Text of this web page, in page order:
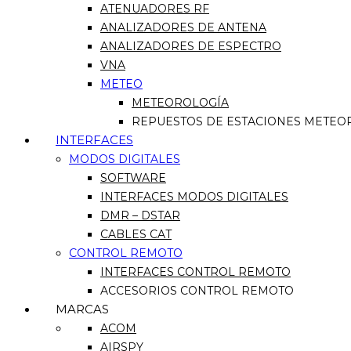
ATENUADORES RF
ANALIZADORES DE ANTENA
ANALIZADORES DE ESPECTRO
VNA
METEO
METEOROLOGÍA
REPUESTOS DE ESTACIONES
INTERFACES
MODOS DIGITALES
SOFTWARE
INTERFACES MODOS DIGITALES
DMR – DSTAR
CABLES CAT
CONTROL REMOTO
INTERFACES CONTROL REMOTO
ACCESORIOS CONTROL REMOTO
MARCAS
ACOM
AIRSPY